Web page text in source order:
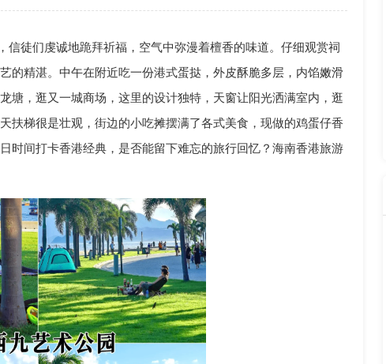
徒们虔诚地跪拜祈福，空气中弥漫着檀香的味道。仔细观赏祠
的精湛。中午在附近吃一份港式蛋挞，外皮酥脆多层，内馅嫩滑
塘，逛又一城商场，这里的设计独特，天窗让阳光洒满室内，逛
扶梯很是壮观，街边的小吃摊摆满了各式美食，现做的鸡蛋仔香
时间打卡香港经典，是否能留下难忘的旅行回忆？海南香港旅游